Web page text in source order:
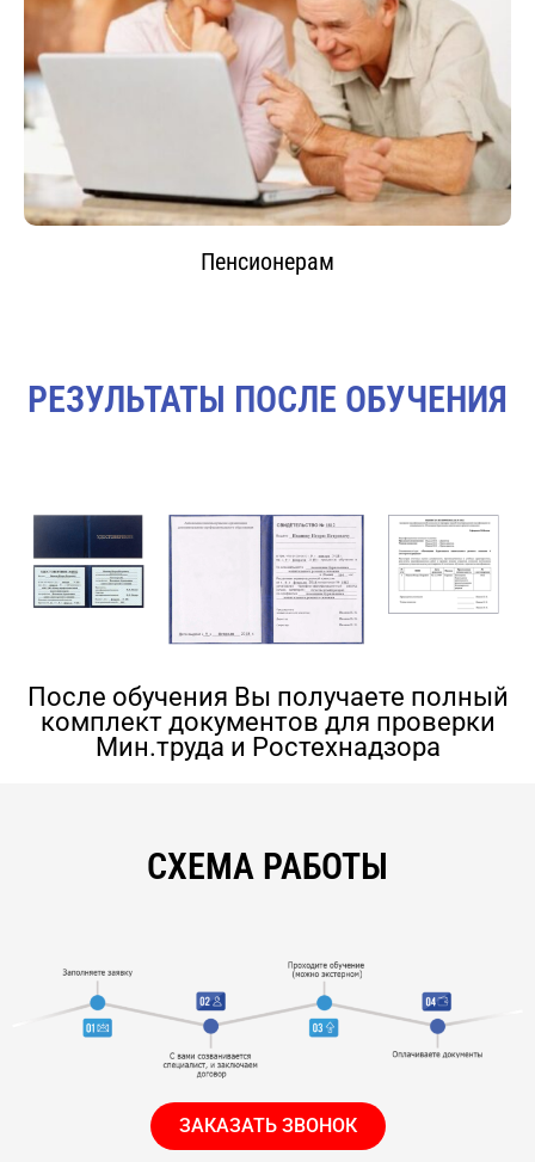
Пенсионерам
РЕЗУЛЬТАТЫ ПОСЛЕ ОБУЧЕНИЯ
После обучения Вы получаете полный
комплект документов для проверки
Мин.труда и Ростехнадзора
СХЕМА РАБОТЫ
ЗАКАЗАТЬ ЗВОНОК